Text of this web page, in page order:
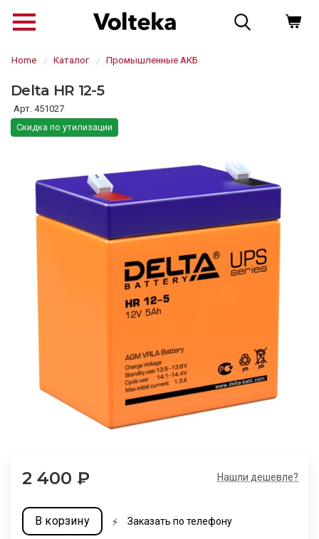
Home Каталог Промышленные АКБ
Delta HR 12-5
451027
Скидка по утилизации
2 400 ₽ Нашли дешевле?
В корзину Заказать по телефону